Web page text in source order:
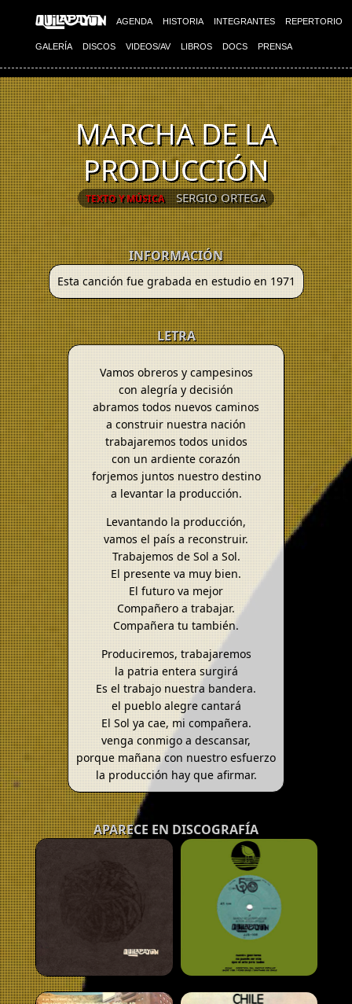
AGENDA HISTORIA INTEGRANTES REPERTORIO
GALERÍA DISCOS VIDEOS/AV LIBROS DOCS PRENSA
MARCHA DE LA
PRODUCCIÓN
TEXTO Y MÚSICA SERGIO ORTEGA
INFORMACIÓN
Esta canción fue grabada en estudio en 1971
LETRA
Vamos obreros y campesinos
con alegría y decisión
abramos todos nuevos caminos
a construir nuestra nación
trabajaremos todos unidos
con un ardiente corazón
forjemos juntos nuestro destino
a levantar la producción.
Levantando la producción,
vamos el país a reconstruir.
Trabajemos de Sol a Sol.
El presente va muy bien.
El futuro va mejor
Compañero a trabajar.
Compañera tu también.
Produciremos, trabajaremos
la patria entera surgirá
Es el trabajo nuestra bandera.
el pueblo alegre cantará
El Sol ya cae, mi compañera.
venga conmigo a descansar,
porque mañana con nuestro esfuerzo
la producción hay que afirmar.
APARECE EN DISCOGRAFÍA